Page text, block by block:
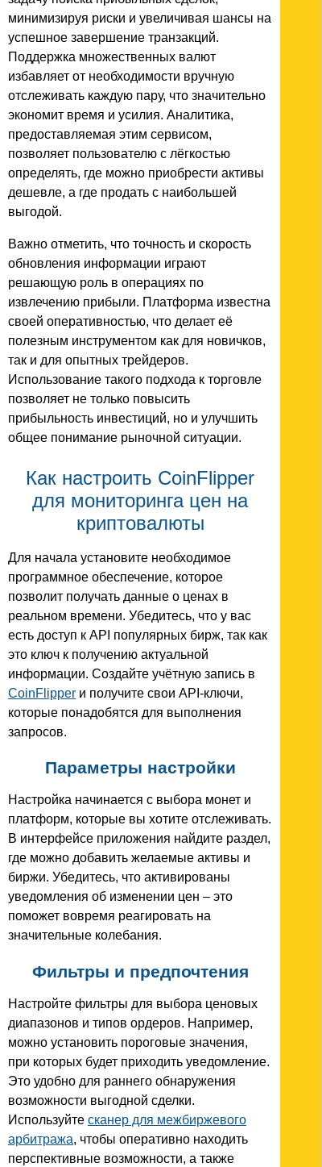
минимизируя риски и увеличивая шансы на
успешное завершение транзакций.
Поддержка множественных валют
избавляет от необходимости вручную
отслеживать каждую пару, что значительно
экономит время и усилия. Аналитика,
предоставляемая этим сервисом,
позволяет пользователю с лёгкостью
определять, где можно приобрести активы
дешевле, а где продать с наибольшей
выгодой.
Важно отметить, что точность и скорость
обновления информации играют
решающую роль в операциях по
извлечению прибыли. Платформа известна
своей оперативностью, что делает её
полезным инструментом как для новичков,
так и для опытных трейдеров.
Использование такого подхода к торговле
позволяет не только повысить
прибыльность инвестиций, но и улучшить
общее понимание рыночной ситуации.
Как настроить CoinFlipper
для мониторинга цен на
криптовалюты
Для начала установите необходимое
программное обеспечение, которое
позволит получать данные о ценах в
реальном времени. Убедитесь, что у вас
есть доступ к API популярных бирж, так как
это ключ к получению актуальной
информации. Создайте учётную запись в
CoinFlipper и получите свои API-ключи,
которые понадобятся для выполнения
запросов.
Параметры настройки
Настройка начинается с выбора монет и
платформ, которые вы хотите отслеживать.
В интерфейсе приложения найдите раздел,
где можно добавить желаемые активы и
биржи. Убедитесь, что активированы
уведомления об изменении цен – это
поможет вовремя реагировать на
значительные колебания.
Фильтры и предпочтения
Настройте фильтры для выбора ценовых
диапазонов и типов ордеров. Например,
можно установить пороговые значения,
при которых будет приходить уведомление.
Это удобно для раннего обнаружения
возможности выгодной сделки.
Используйте сканер для межбиржевого
арбитража, чтобы оперативно находить
перспективные возможности, а также